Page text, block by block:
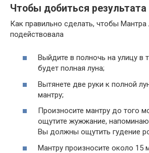
Чтобы добиться результата
Как правильно сделать, чтобы Мантра
подействовала
Выйдите в полночь на улицу в
будет полная луна;
Вытянете две руки к полной
мантру;
Произносите мантру до того
ощутите жужжание,
Вы должны ощутить гудение
Мантру произносите около 15